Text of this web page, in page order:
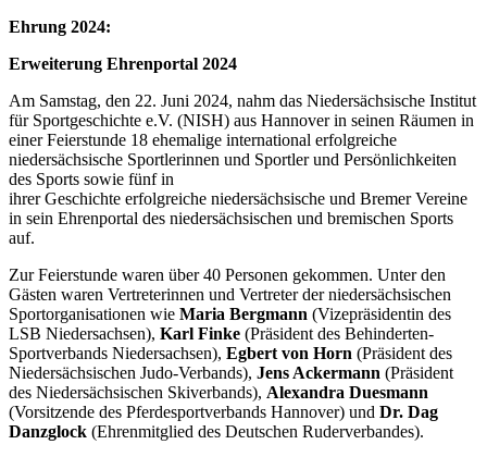
Ehrung 2024:
Erweiterung Ehrenportal 2024
Am Samstag, den 22. Juni 2024, nahm das Niedersächsische Institut
für Sportgeschichte e.V. (NISH) aus Hannover in seinen Räumen in
einer Feierstunde 18 ehemalige international erfolgreiche
niedersächsische Sportlerinnen und Sportler und Persönlichkeiten
des Sports sowie fünf in
ihrer Geschichte erfolgreiche niedersächsische und Bremer Vereine
in sein Ehrenportal des niedersächsischen und bremischen Sports
auf.
Zur Feierstunde waren über 40 Personen gekommen. Unter den
Gästen waren Vertreterinnen und Vertreter der niedersächsischen
Sportorganisationen wie Maria Bergmann (Vizepräsidentin des
LSB Niedersachsen), Karl Finke (Präsident des Behinderten-
Sportverbands Niedersachsen), Egbert von Horn (Präsident des
Niedersächsischen Judo-Verbands), Jens Ackermann (Präsident
des Niedersächsischen Skiverbands), Alexandra Duesmann
(Vorsitzende des Pferdesportverbands Hannover) und Dr. Dag
Danzglock (Ehrenmitglied des Deutschen Ruderverbandes).